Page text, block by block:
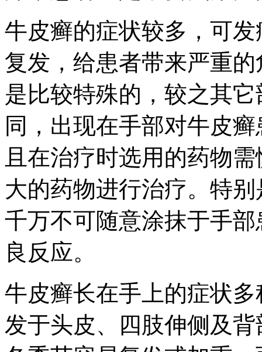
牛皮癣的症状较多，可
复发，给患者带来严重
是比较特殊的，较之其
同，出现在手部对牛皮
且在治疗时选用的药物
大的药物进行治疗。特
千万不可随意涂抹于手
良反应。
牛皮癣长在手上的症状
发于头皮、四肢伸侧及